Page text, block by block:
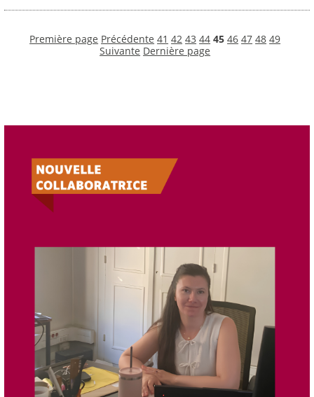
Première page Précédente 41 42 43 44 45 46 47 48 49
Suivante Dernière page